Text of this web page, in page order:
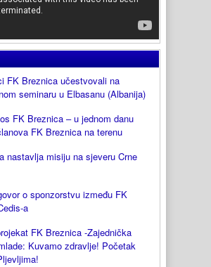
FK Breznica učestvovali na
seminaru u Elbasanu (Albanija)
FK Breznica – u jednom danu
FK Breznica na terenu
nastavlja misiju na sjeveru Crne
o sponzorstvu između FK
a
FK Breznica -Zajednička
Kuvamo zdravlje! Početak